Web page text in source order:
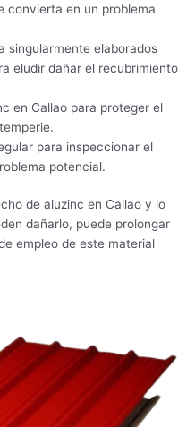
convierta en un problema
singularmente elaborados
eludir dañar el recubrimiento
en Callao para proteger el
para inspeccionar el
potencial.
de aluzinc en Callao y lo
dañarlo, puede prolongar
empleo de este material